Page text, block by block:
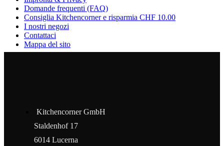
Domande frequenti (FAQ)
Consiglia Kitchencorner e risparmia CHF 10.00
I nostri negozi
Contattaci
Mappa del sito
Kitchencorner GmbH
Staldenhof 17
6014 Lucerna